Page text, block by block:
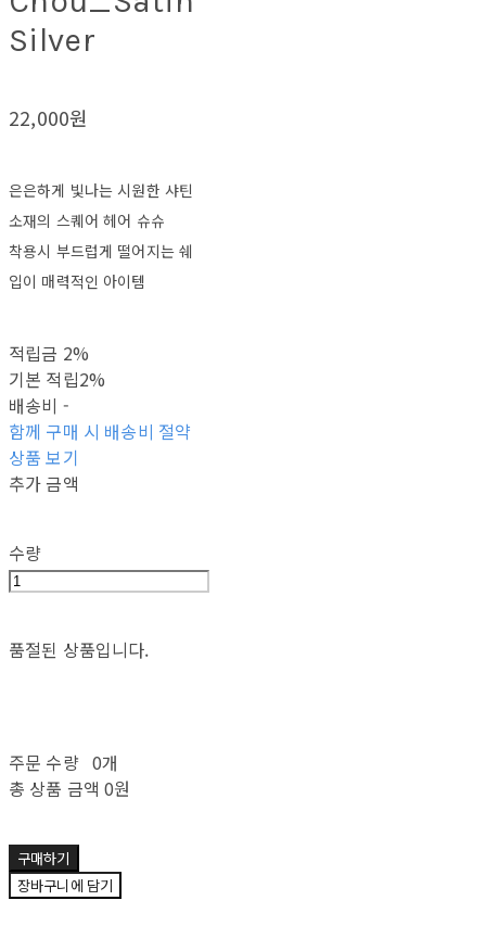
Silver
22,000원
은은하게 빛나는 시원한 샤틴
소재의 스퀘어 헤어 슈슈
착용시 부드럽게 떨어지는 쉐
입이 매력적인 아이템
적립금 2%
기본 적립2%
배송비 -
함께 구매 시 배송비 절약
상품 보기
추가 금액
수량
품절된 상품입니다.
주문 수량 0개
총 상품 금액 0원
구매하기
장바구니에 담기